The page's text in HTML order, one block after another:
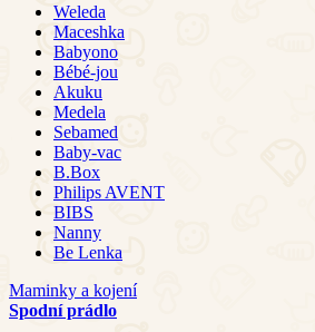
Weleda
Maceshka
Babyono
Bébé-jou
Akuku
Medela
Sebamed
Baby-vac
B.Box
Philips AVENT
BIBS
Nanny
Be Lenka
Maminky a kojení
Spodní prádlo